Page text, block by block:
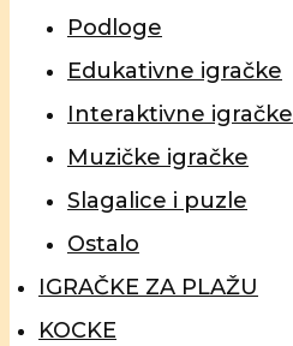
Podloge
Edukativne igračke
Interaktivne igračke
Muzičke igračke
Slagalice i puzle
Ostalo
IGRAČKE ZA PLAŽU
KOCKE